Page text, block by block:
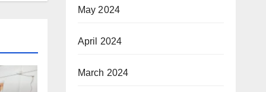
May 2024
April 2024
March 2024